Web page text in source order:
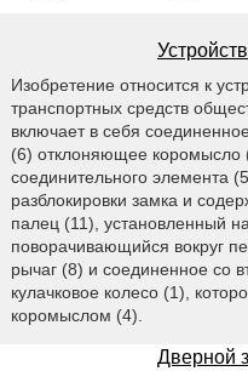
Изобретение относится к
транспортных средств
включает в себя
(6) отклоняющее коромысло
соединительного элемента
разблокировки замка и
палец (11), установленный
поворачивающийся вокруг
рычаг (8) и соединенное
кулачковое колесо (1),
коромыслом (4).
Дверной